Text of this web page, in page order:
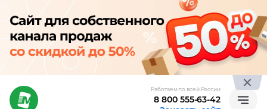
Работаем по всей России
8 800 555-63-42